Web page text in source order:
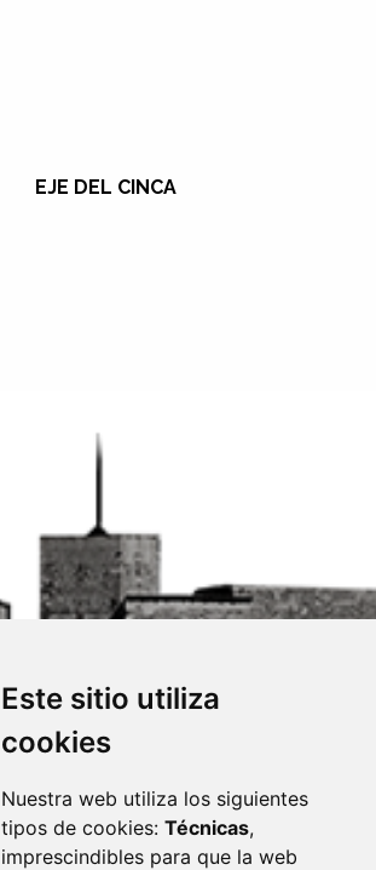
Este sitio utiliza
cookies
Nuestra web utiliza los siguientes
tipos de cookies: Técnicas,
imprescindibles para que la web
EJE DEL CINCA